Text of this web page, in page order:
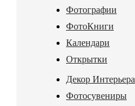
Фотографии
ФотоКниги
Календари
Открытки
Декор Интерьера
Фотосувениры